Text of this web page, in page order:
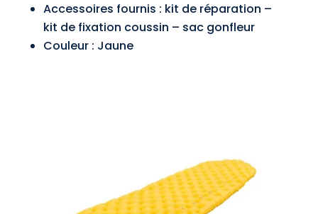
Accessoires fournis : kit de réparation –
kit de fixation coussin – sac gonfleur
Couleur : Jaune